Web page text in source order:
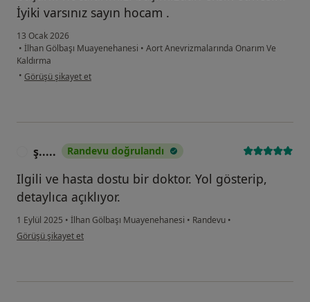
İyiki varsınız sayın hocam .
13 Ocak 2026
• İlhan Gölbaşı Muayenehanesi • Aort Anevrizmalarında Onarım Ve
Kaldırma
• kullanıcının görüşüne göre se...k
Görüşü şikayet et
ş..... Randevu doğrulandı
Ilgili ve hasta dostu bir doktor. Yol gösterip,
detaylıca açıklıyor.
1 Eylül 2025 • İlhan Gölbaşı Muayenehanesi • Randevu •
kullanıcının görüşüne göre ş.....
Görüşü şikayet et